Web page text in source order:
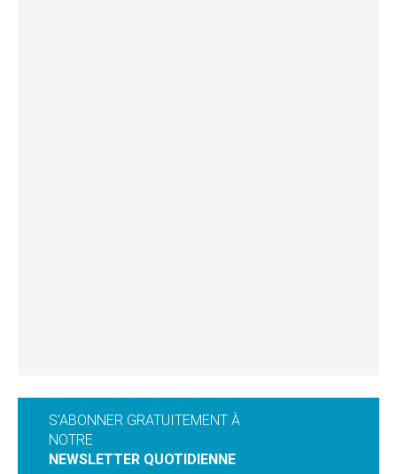
S'ABONNER GRATUITEMENT À
NOTRE
NEWSLETTER QUOTIDIENNE